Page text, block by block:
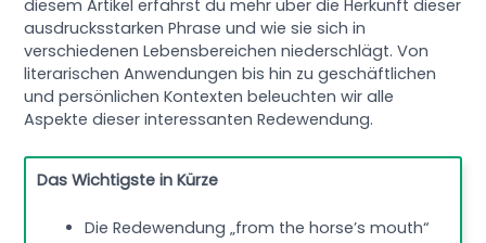
diesem Artikel erfährst du mehr über die Herkunft dieser
ausdrucksstarken Phrase und wie sie sich in
verschiedenen Lebensbereichen niederschlägt. Von
literarischen Anwendungen bis hin zu geschäftlichen
und persönlichen Kontexten beleuchten wir alle
Aspekte dieser interessanten Redewendung.
Das Wichtigste in Kürze
Die Redewendung „from the horse’s mouth“